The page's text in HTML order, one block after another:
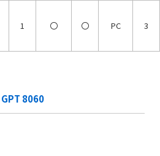
1 〇 〇 PC 3
GPT 8060